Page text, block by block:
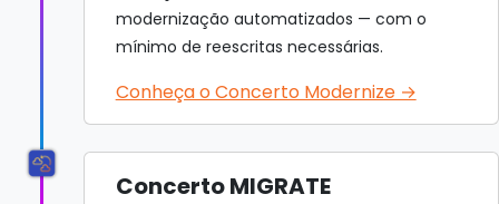
modernização automatizados — com o
mínimo de reescritas necessárias.
Conheça o Concerto Modernize →
Concerto MIGRATE